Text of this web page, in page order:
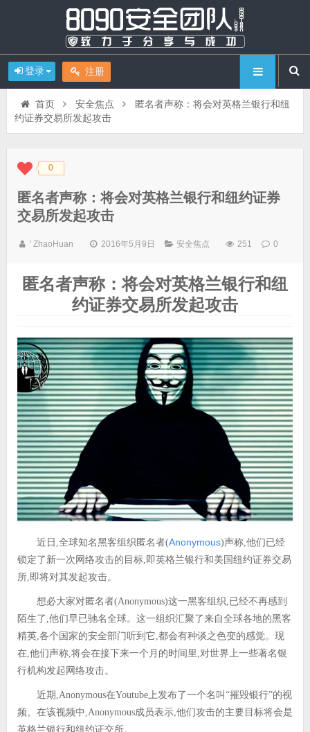
登录 注册
首页 安全焦点
匿名者声称：将会对英格兰银行和纽
约证券交易所发起攻击
◆◆ 0
匿名者声称：将会对英格兰银行和纽约证券
交易所发起攻击
' ZhaoHuan 2016年5月9日 安全焦点 251 0
匿名者声称：将会对英格兰银行和纽
约证券交易所发起攻击
近日,全球知名黑客组织匿名者(Anonymous)声称,他们已经
锁定了新一次网络攻击的目标,即英格兰银行和美国纽约证券交易
所,即将对其发起攻击。
想必大家对匿名者(Anonymous)这一黑客组织,已经不再感到
陌生了,他们早已驰名全球。这一组织汇聚了来自全球各地的黑客
精英,各个国家的安全部门听到它,都会有种谈之色变的感觉。现
在,他们声称,将会在接下来一个月的时间里,对世界上一些著名银
行机构发起网络攻击。
近期,Anonymous在Youtube上发布了一个名叫“摧毁银行”的视
频。在该视频中,Anonymous成员表示,他们攻击的主要目标将会是
英格兰银行和纽约证交所。